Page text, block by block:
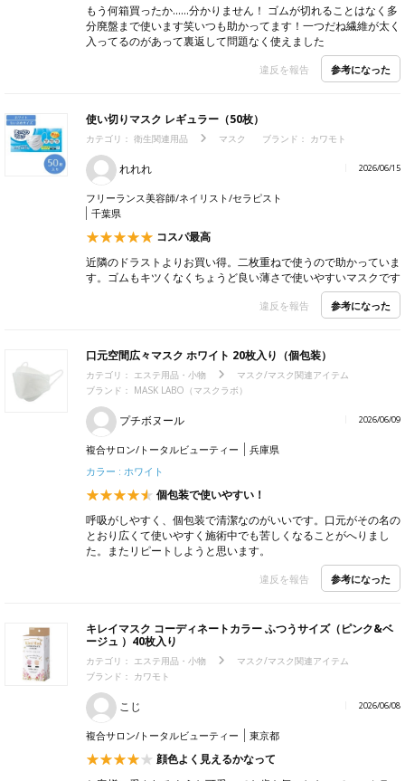
もう何箱買ったか......分かりません！ ゴムが切れることはなく多
分廃盤まで使います笑いつも助かってます！一つだね繊維が太く
入ってるのがあって裏返して問題なく使えました
違反を報告 参考になった
使い切りマスク レギュラー（50枚）
カテゴリ： 衛生関連用品 マスク ブランド： カワモト
れれれ 2026/06/15
フリーランス美容師/ネイリスト/セラピスト
千葉県
コスパ最高
近隣のドラストよりお買い得。二枚重ねで使うので助かっていま
す。ゴムもキツくなくちょうど良い薄さで使いやすいマスクです
違反を報告 参考になった
口元空間広々マスク ホワイト 20枚入り（個包装）
カテゴリ： エステ用品・小物
マスク/マスク関連アイテム
ブランド： MASK LABO（マスクラボ）
プチボヌール 2026/06/09
複合サロン/トータルビューティー
兵庫県
カラー : ホワイト
個包装で使いやすい！
呼吸がしやすく、個包装で清潔なのがいいです。口元がその名の
とおり広くて使いやすく施術中でも苦しくなることがへりまし
た。またリピートしようと思います。
違反を報告 参考になった
キレイマスク コーディネートカラー ふつうサイズ（ピンク&ベ
ージュ ）40枚入り
カテゴリ： エステ用品・小物
マスク/マスク関連アイテム
ブランド： カワモト
こじ 2026/06/08
複合サロン/トータルビューティー 東京都
顔色よく見えるかなって